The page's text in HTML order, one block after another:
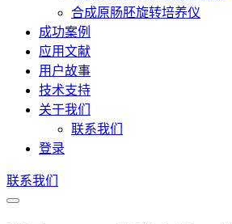
合成原肠胚旋转培养仪
成功案例
应用文献
用户故事
技术支持
关于我们
联系我们
登录
联系我们